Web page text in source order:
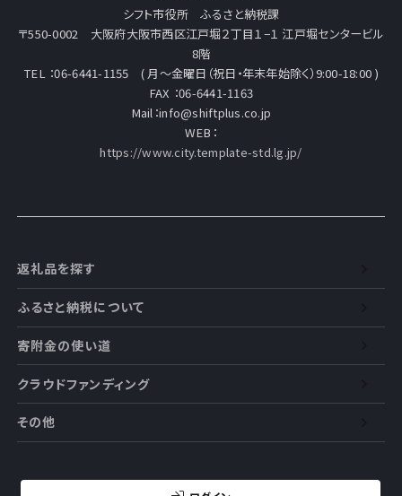
シフト市役所 ふるさと納税課
〒550-0002 大阪府大阪市西区江戸堀２丁目１−１ 江戸堀センタービル
8階
TEL ：06-6441-1155 ( 月～金曜日（祝日・年末年始除く）9:00-18:00 )
FAX ：06-6441-1163
Mail：info@shiftplus.co.jp
WEB：
https://www.city.template-std.lg.jp/
返礼品を探す
ふるさと納税について
寄附金の使い道
クラウドファンディング
その他